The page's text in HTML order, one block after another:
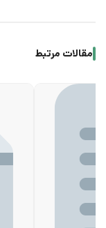
مقالات مرتبط